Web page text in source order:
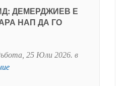
ДЕМЕРДЖИЕВ Е
НАП ДА ГО
25 Юли 2026. в